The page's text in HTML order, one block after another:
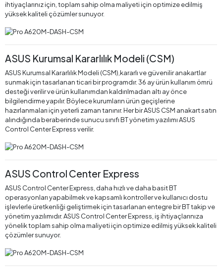
ihtiyaçlarınız için, toplam sahip olma maliyeti için optimize edilmiş
yüksek kaliteli çözümler sunuyor.
ASUS Kurumsal Kararlılık Modeli (CSM)
ASUS Kurumsal Kararlılık Modeli (CSM),kararlı ve güvenilir anakartlar
sunmak için tasarlanan ticari bir programdır. 36 ay ürün kullanım ömrü
desteği verilir ve ürün kullanımdan kaldırılmadan altı ay önce
bilgilendirme yapılır. Böylece kurumların ürün geçişlerine
hazırlanmaları için yeterli zaman tanınır. Her bir ASUS CSM anakart satın
alındığında beraberinde sunucu sınıfı BT yönetim yazılımı ASUS
Control Center Express verilir.
ASUS Control Center Express
ASUS Control Center Express, daha hızlı ve daha basit BT
operasyonları yapabilmek ve kapsamlı kontroller ve kullanıcı dostu
işlevlerle üretkenliği geliştirmek için tasarlanan entegre bir BT takip ve
yönetim yazılımıdır. ASUS Control Center Express, iş ihtiyaçlarınıza
yönelik toplam sahip olma maliyeti için optimize edilmiş yüksek kaliteli
çözümler sunuyor.